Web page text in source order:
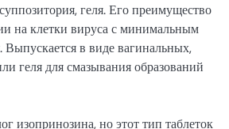
геля. Его преимущество
на клетки вируса с минимальным
Выпускается в виде вагинальных,
геля для смазывания образований
изопринозина, но этот тип таблеток